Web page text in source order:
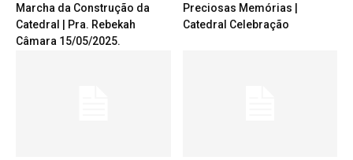
Marcha da Construção da
Catedral | Pra. Rebekah
Câmara 15/05/2025.
Preciosas Memórias |
Catedral Celebração